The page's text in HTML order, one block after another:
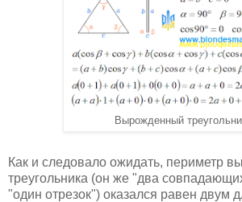
Вырожденный
Как и следовало ожидать, периметр
треугольника (он же "два
"один отрезок") оказался равен двум